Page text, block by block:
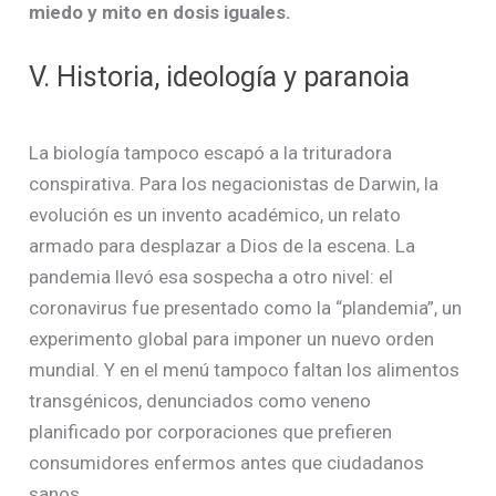
miedo y mito en dosis iguales.
V. Historia, ideología y paranoia
La biología tampoco escapó a la trituradora
conspirativa. Para los negacionistas de Darwin, la
evolución es un invento académico, un relato
armado para desplazar a Dios de la escena. La
pandemia llevó esa sospecha a otro nivel: el
coronavirus fue presentado como la “plandemia”, un
experimento global para imponer un nuevo orden
mundial. Y en el menú tampoco faltan los alimentos
transgénicos, denunciados como veneno
planificado por corporaciones que prefieren
consumidores enfermos antes que ciudadanos